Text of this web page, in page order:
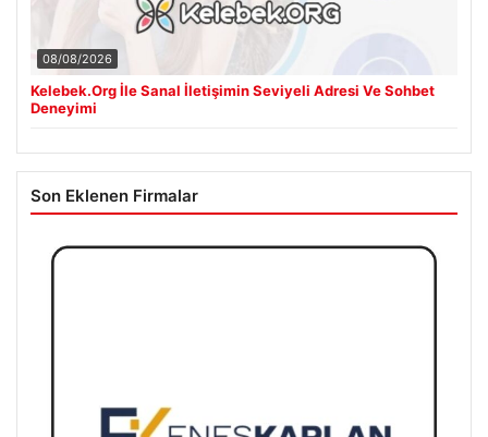
08/08/2026
Kelebek.Org İle Sanal İletişimin Seviyeli Adresi Ve Sohbet
Deneyimi
Son Eklenen Firmalar